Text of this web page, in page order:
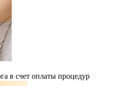
в счет оплаты процедур